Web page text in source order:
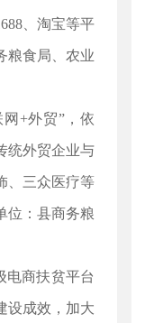
、淘宝等平
粮食局、农业
+外贸”，依
统外贸企业与
、三众医疗等
位：县商务粮
电商扶贫平台
设成效，加大